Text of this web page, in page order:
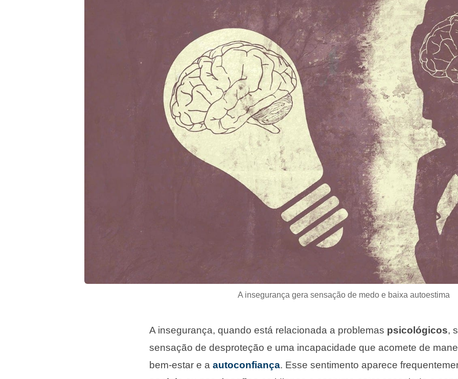
A insegurança gera sensação de medo e baixa autoestima
A insegurança, quando está relacionada a problemas psicológicos,
sensação de desproteção e uma incapacidade que acomete de
bem-estar e aautoconfiança. Esse sentimento aparece